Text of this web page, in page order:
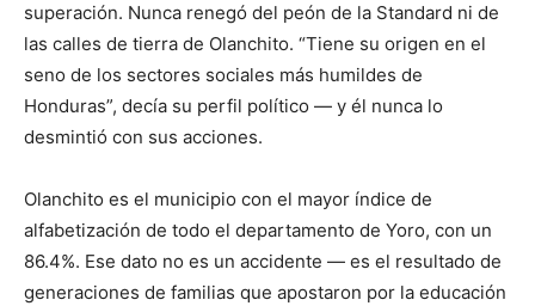
superación. Nunca renegó del peón de la Standard ni de
las calles de tierra de Olanchito. “Tiene su origen en el
seno de los sectores sociales más humildes de
Honduras”, decía su perfil político — y él nunca lo
desmintió con sus acciones.
Olanchito es el municipio con el mayor índice de
alfabetización de todo el departamento de Yoro, con un
86.4%. Ese dato no es un accidente — es el resultado de
generaciones de familias que apostaron por la educación